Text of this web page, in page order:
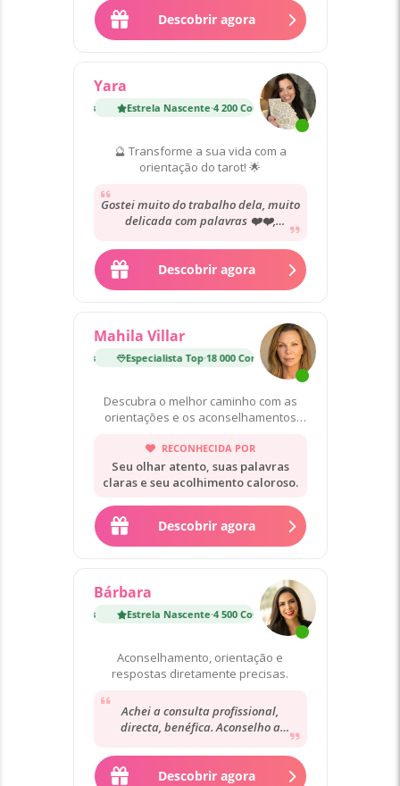
Descobrir agora
Yara
Estrela Nascente·4 200 Consultas Estrela Nascente
🔮 Transforme a sua vida com a
orientação do tarot! 🌟
Gostei muito do trabalho dela, muito
delicada com palavras ❤️❤️,
concerteza sempre que eu precisar
vou voltar a...
Descobrir agora
Mahila Villar
Especialista Top·18 000 Consultas Especialista Top
Descubra o melhor caminho com as
orientações e os aconselhamentos
RECONHECIDA POR
Seu olhar atento, suas palavras
claras e seu acolhimento caloroso.
Descobrir agora
Bárbara
Estrela Nascente·4 500 Consultas Estrela Nascente
Aconselhamento, orientação e
respostas diretamente precisas.
Achei a consulta profissional,
directa, benéfica. Aconselho a
consultarem pois acredito que ficam
satisfeitos
Descobrir agora